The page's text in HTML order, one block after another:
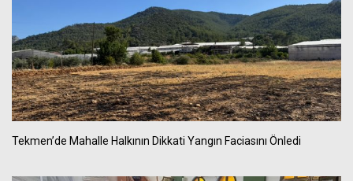
Tekmen’de Mahalle Halkının Dikkati Yangın Faciasını Önledi